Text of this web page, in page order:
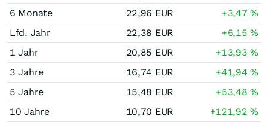
6 Monate
22,96 EUR +3,47%
Lfd. Jahr
22,38 EUR +6,15%
1 Jahr
20,85 EUR +13,93%
3 Jahre
16,74 EUR +41,94%
5 Jahre
15,48 EUR +53,48%
10 Jahre
10,70 EUR +121,92%